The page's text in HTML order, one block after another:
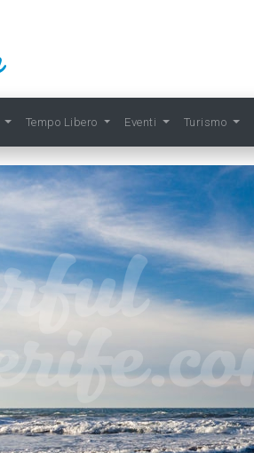
Tempo Libero Eventi Turismo